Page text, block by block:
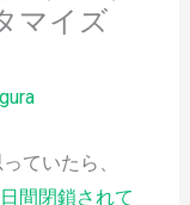
マイズ
ていたら、
間閉鎖されて